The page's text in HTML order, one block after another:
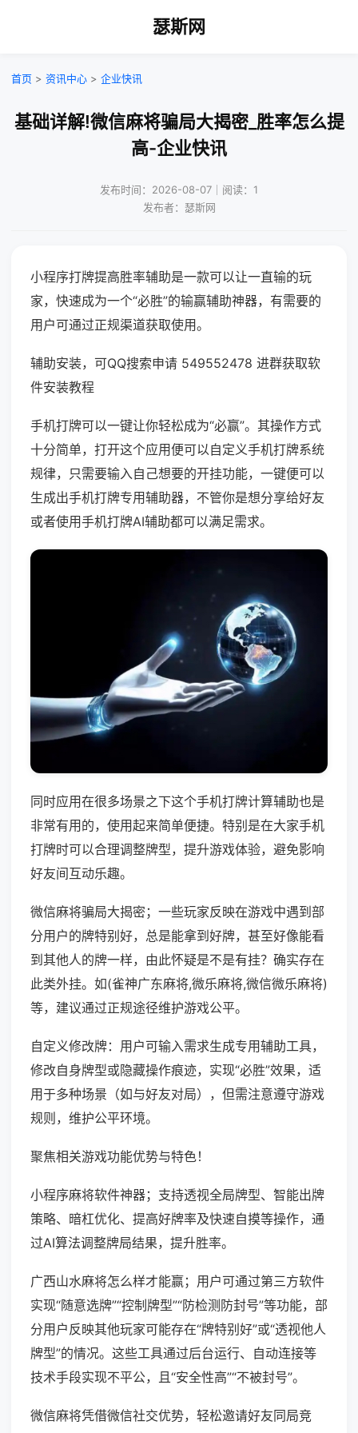
瑟斯网
首页 > 资讯中心 > 企业快讯
基础详解!微信麻将骗局大揭密_胜率怎么提
高-企业快讯
发布时间：2026-08-07｜阅读：1
发布者：瑟斯网
小程序打牌提高胜率辅助是一款可以让一直输的玩
家，快速成为一个“必胜”的输赢辅助神器，有需要的
用户可通过正规渠道获取使用。
辅助安装，可QQ搜索申请 549552478 进群获取软
件安装教程
手机打牌可以一键让你轻松成为“必赢”。其操作方式
十分简单，打开这个应用便可以自定义手机打牌系统
规律，只需要输入自己想要的开挂功能，一键便可以
生成出手机打牌专用辅助器，不管你是想分享给好友
或者使用手机打牌AI辅助都可以满足需求。
同时应用在很多场景之下这个手机打牌计算辅助也是
非常有用的，使用起来简单便捷。特别是在大家手机
打牌时可以合理调整牌型，提升游戏体验，避免影响
好友间互动乐趣。
微信麻将骗局大揭密；一些玩家反映在游戏中遇到部
分用户的牌特别好，总是能拿到好牌，甚至好像能看
到其他人的牌一样，由此怀疑是不是有挂？确实存在
此类外挂。如(雀神广东麻将,微乐麻将,微信微乐麻将)
等，建议通过正规途径维护游戏公平。
自定义修改牌：用户可输入需求生成专用辅助工具，
修改自身牌型或隐藏操作痕迹，实现“必胜”效果，适
用于多种场景（如与好友对局），但需注意遵守游戏
规则，维护公平环境。
聚焦相关游戏功能优势与特色！
小程序麻将软件神器；支持透视全局牌型、智能出牌
策略、暗杠优化、提高好牌率及快速自摸等操作，通
过AI算法调整牌局结果，提升胜率。
广西山水麻将怎么样才能赢；用户可通过第三方软件
实现“随意选牌”“控制牌型”“防检测防封号”等功能，部
分用户反映其他玩家可能存在“牌特别好”或“透视他人
牌型”的情况。这些工具通过后台运行、自动连接等
技术手段实现不平公，且“安全性高”“不被封号”。
微信麻将凭借微信社交优势，轻松邀请好友同局竞